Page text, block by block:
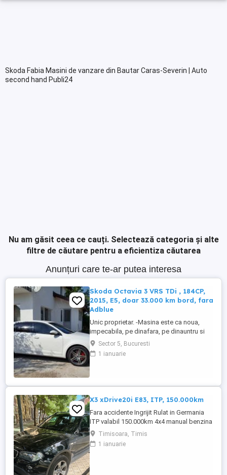
Skoda Fabia Masini de vanzare din Bautar Caras-Severin | Auto
second hand Publi24
Nu am găsit ceea ce cauți. Selectează categoria și alte
filtre de căutare pentru a eficientiza căutarea
Anunțuri care te-ar putea interesa
Skoda Octavia 3 VRS TDi , 184CP,
2015, E5, doar 33.000 km bord, fara
Adblue
Unic proprietar. -Masina este ca noua,
impecabila, pe dinafara, pe dinauntru si
tehnic. -Este ultra-intretinuta cu multa
pasiune. -TOTUL este la zi. -Unitate media
"Bolero" cu Sistem de sunet "Canton" (9dif
scaunele din spate -Keyless. -Alarma ...
Sector 5, Bucuresti
1 ianuarie
X3 xDrive20i E83, ITP, 150.000km
Fara accidente Ingrijit Rulat in Germania
ITP valabil 150.000km 4x4 manual benzina
150CP 1995 cm3 prima inmatriculare 10
2009 incalzire scaune fata tempomat
senzori parcare fata + spate comenzi pe
Timisoara, Timis
1 ianuarie